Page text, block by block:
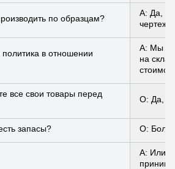
по образцам?
A: Да,
в отношении
A: Мы
на
все свои товары перед
О: Да, у
запасы? О:
A: Или